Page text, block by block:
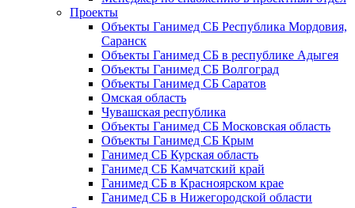
Проекты
Объекты Ганимед СБ Республика Мордовия,
Саранск
Объекты Ганимед СБ в республике Адыгея
Объекты Ганимед СБ Волгоград
Объекты Ганимед СБ Саратов
Омская область
Чувашская республика
Объекты Ганимед СБ Московская область
Объекты Ганимед СБ Крым
Ганимед СБ Курская область
Ганимед СБ Камчатский край
Ганимед СБ в Красноярском крае
Ганимед СБ в Нижегородской области